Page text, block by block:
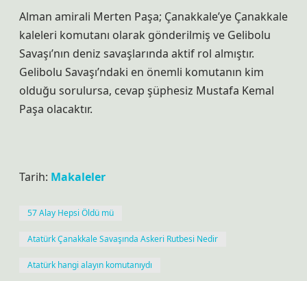
Alman amirali Merten Paşa; Çanakkale’ye Çanakkale
kaleleri komutanı olarak gönderilmiş ve Gelibolu
Savaşı’nın deniz savaşlarında aktif rol almıştır.
Gelibolu Savaşı’ndaki en önemli komutanın kim
olduğu sorulursa, cevap şüphesiz Mustafa Kemal
Paşa olacaktır.
Tarih: Makaleler
57 Alay Hepsi Öldü mü
Atatürk Çanakkale Savaşında Askeri Rutbesi Nedir
Atatürk hangi alayın komutanıydı